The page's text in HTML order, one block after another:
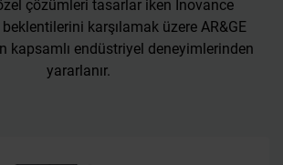
çözümleri tasarlar iken Inovance
karşılamak üzere AR&GE
kapsamlı endüstriyel deneyimlerinden
yararlanır.